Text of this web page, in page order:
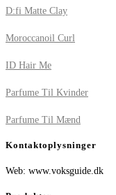
D:fi Matte Clay
Moroccanoil Curl
ID Hair Me
Parfume Til Kvinder
Parfume Til Mænd
Kontaktoplysninger
Web: www.voksguide.dk